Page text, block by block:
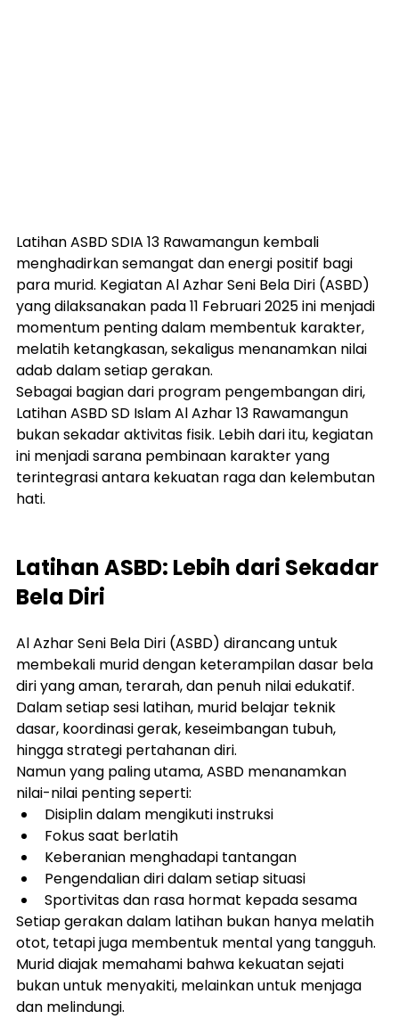
Latihan ASBD SDIA 13 Rawamangun kembali
menghadirkan semangat dan energi positif bagi
para murid. Kegiatan Al Azhar Seni Bela Diri (ASBD)
yang dilaksanakan pada 11 Februari 2025 ini menjadi
momentum penting dalam membentuk karakter,
melatih ketangkasan, sekaligus menanamkan nilai
adab dalam setiap gerakan.
Sebagai bagian dari program pengembangan diri,
Latihan ASBD SD Islam Al Azhar 13 Rawamangun
bukan sekadar aktivitas fisik. Lebih dari itu, kegiatan
ini menjadi sarana pembinaan karakter yang
terintegrasi antara kekuatan raga dan kelembutan
hati.
Latihan ASBD: Lebih dari Sekadar
Bela Diri
Al Azhar Seni Bela Diri (ASBD) dirancang untuk
membekali murid dengan keterampilan dasar bela
diri yang aman, terarah, dan penuh nilai edukatif.
Dalam setiap sesi latihan, murid belajar teknik
dasar, koordinasi gerak, keseimbangan tubuh,
hingga strategi pertahanan diri.
Namun yang paling utama, ASBD menanamkan
nilai-nilai penting seperti:
Disiplin dalam mengikuti instruksi
Fokus saat berlatih
Keberanian menghadapi tantangan
Pengendalian diri dalam setiap situasi
Sportivitas dan rasa hormat kepada sesama
Setiap gerakan dalam latihan bukan hanya melatih
otot, tetapi juga membentuk mental yang tangguh.
Murid diajak memahami bahwa kekuatan sejati
bukan untuk menyakiti, melainkan untuk menjaga
dan melindungi.